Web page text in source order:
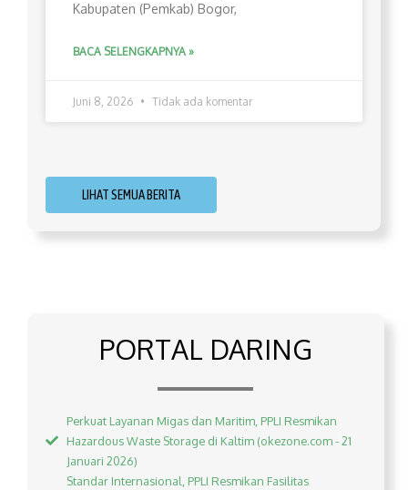
Kabupaten (Pemkab) Bogor,
BACA SELENGKAPNYA »
Juni 8, 2026 Tidak ada komentar
LIHAT SEMUA BERITA
PORTAL DARING
Perkuat Layanan Migas dan Maritim, PPLI Resmikan
Hazardous Waste Storage di Kaltim (okezone.com - 21
Januari 2026)
Standar Internasional, PPLI Resmikan Fasilitas